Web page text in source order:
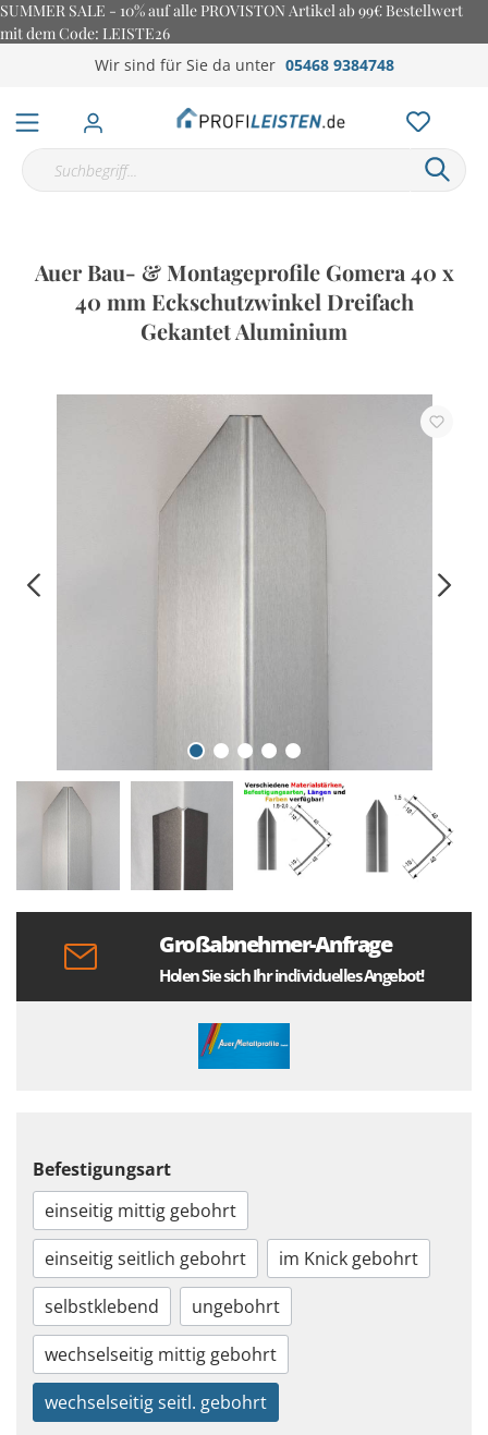
SUMMER SALE - 10% auf alle PROVISTON Artikel ab 99€ Bestellwert
mit dem Code: LEISTE26
Wir sind für Sie da unter 05468 9384748
Auer Bau- & Montageprofile Gomera 40 x
40 mm Eckschutzwinkel Dreifach
Gekantet Aluminium
Großabnehmer-Anfrage
Holen Sie sich Ihr individuelles Angebot!
Befestigungsart
einseitig mittig gebohrt
einseitig seitlich gebohrt
im Knick gebohrt
selbstklebend
ungebohrt
wechselseitig mittig gebohrt
wechselseitig seitl. gebohrt